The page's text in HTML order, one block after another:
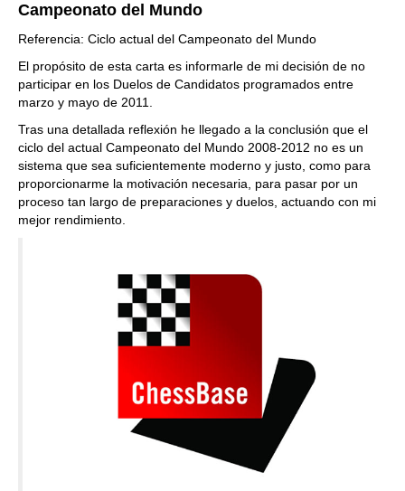
Campeonato del Mundo
Referencia: Ciclo actual del Campeonato del Mundo
El propósito de esta carta es informarle de mi decisión de no
participar en los Duelos de Candidatos programados entre
marzo y mayo de 2011.
Tras una detallada reflexión he llegado a la conclusión que el
ciclo del actual Campeonato del Mundo 2008-2012 no es un
sistema que sea suficientemente moderno y justo, como para
proporcionarme la motivación necesaria, para pasar por un
proceso tan largo de preparaciones y duelos, actuando con mi
mejor rendimiento.